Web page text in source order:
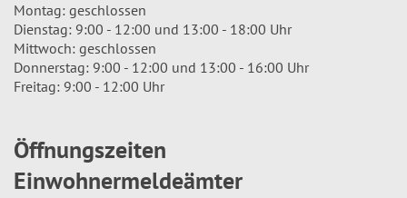
Montag: geschlossen
Dienstag: 9:00 - 12:00 und 13:00 - 18:00 Uhr
Mittwoch: geschlossen
Donnerstag: 9:00 - 12:00 und 13:00 - 16:00 Uhr
Freitag: 9:00 - 12:00 Uhr
Öffnungszeiten
Einwohnermeldeämter